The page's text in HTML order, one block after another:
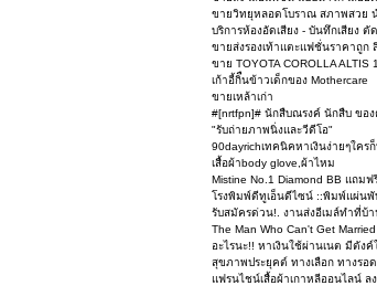
ขายวิทยุหลอดโบราณ สภาพสวย
บริการห้องอัดเสียง - บันทึกเสียง
ขายส่งรองเท้าแตะแฟชั่นราคาถูก
ขาย TOYOTA COROLLA
เก้าอี้กิืนข้าวเด็กของ Mothercare
ขายเหล้าเก่า
#[nrtfpn]# นักสืบณรงค์ นักสืบ ขอ
"รับถ่ายภาพนิ่งและวีดีโอ"
90dayrichเทคนิคหาเงินง่ายๆใคร
เสื้อผ้าbody glove,ผ้าไหม
Mistine No.1 Diamond BB แถม
โรงพิมพ์ดีทูเอ็นดีไซน์ ::พิมพ์แผ่นพั
รับสมัครด่วน!. งานส่งอีเมล์ทำที่บ้
The Man Who Can't Get
อะไรนะ!! หาเงินใช้ผ่านเนต มีตัง
สุขภาพประยุคต์ ทางเลือก ทางร
แฟรนไชน์เสื้อผ้าเกาหลีออนไลน์